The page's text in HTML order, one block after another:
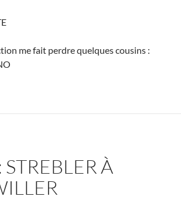
me fait perdre quelques cousins :
STREBLER À